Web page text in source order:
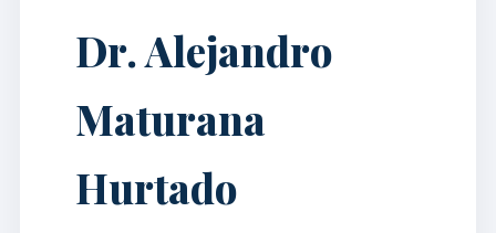
Dr. Alejandro
Maturana
Hurtado